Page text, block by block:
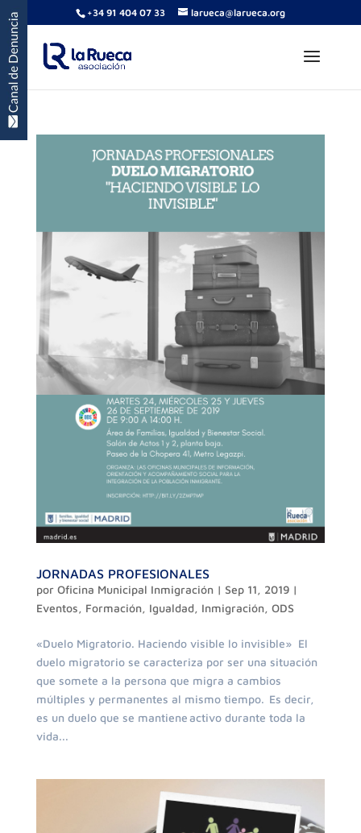
+34 91 404 07 33 larueca@larueca.org
JORNADAS PROFESIONALES
por Oficina Municipal Inmigración| Sep 11, 2019|
Eventos, Formación, Igualdad, Inmigración, ODS
«Duelo Migratorio. Haciendo visible lo invisible» El
duelo migratorio se caracteriza por ser una situación
que somete a la persona que migra a cambios
múltiples y permanentes al mismo tiempo. Es decir,
es un duelo que se mantiene activo durante toda la
vida...